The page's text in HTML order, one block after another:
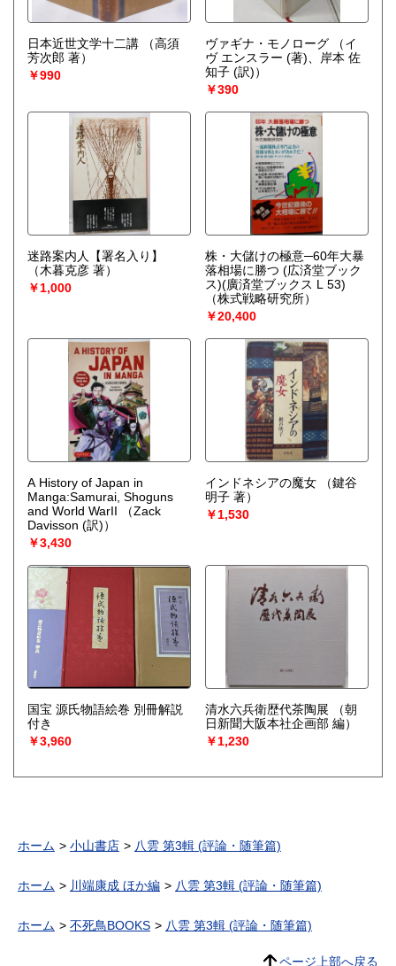
日本近世文学十二講
（高須
芳次郎 著）
￥990
ヴァギナ・モノローグ
（イ
ヴ エンスラー (著)、岸本 佐
知子 (訳)）
￥390
迷路案内人【署名入り】
（木暮克彦 著）
￥1,000
株・大儲けの極意─60年大暴
落相場に勝つ (広済堂ブック
ス)(廣済堂ブックス L 53)
（株式戦略研究所）
￥20,400
A History of Japan in
Manga:Samurai, Shoguns
and World WarII
（Zack
Davisson (訳)）
￥3,430
インドネシアの魔女
（鍵谷
明子 著）
￥1,530
国宝 源氏物語絵巻 別冊解説
付き
￥3,960
清水六兵衛歴代茶陶展
（朝
日新聞大阪本社企画部 編）
￥1,230
ホーム 小山書店 八雲 第3輯 (評論・随筆篇)
ホーム 川端康成 ほか編 八雲 第3輯 (評論・随筆篇)
ホーム 不死鳥BOOKS 八雲 第3輯 (評論・随筆篇)
ページ上部へ戻る